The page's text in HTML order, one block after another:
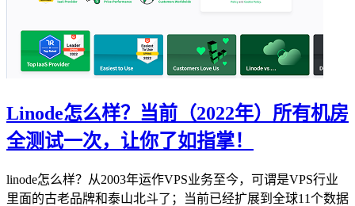
Linode怎么样？当前（2022年）所有机房
全测试一次，让你了如指掌！
linode怎么样？从2003年运作VPS业务至今，可谓是VPS行业
里面的古老品牌和泰山北斗了；当前已经扩展到全球11个数据